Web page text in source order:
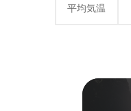
平均気温